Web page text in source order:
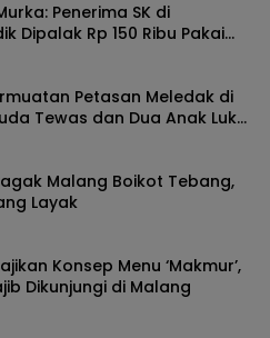
Penerima SK di
Dipalak Rp 150 Ribu Pakai
KPK Turut Pantau
Petasan Meledak di
Tewas dan Dua Anak Luka
Malang Boikot Tebang,
Layak
Konsep Menu ‘Makmur’,
Dikunjungi di Malang